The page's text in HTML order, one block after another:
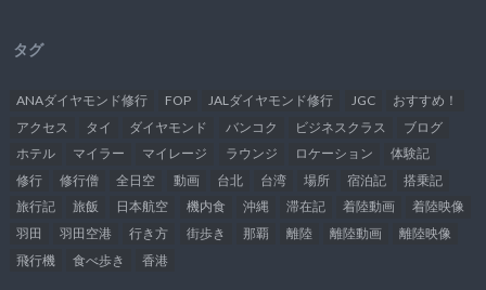
タグ
ANAダイヤモンド修行 FOP JALダイヤモンド修行 JGC
おすすめ！
アクセス
タイ ダイヤモンド バンコク ビジネスクラス
ブログ
ホテル
マイラー マイレージ ラウンジ ロケーション
体験記
修行
修行僧 全日空 動画 台北 台湾 場所 宿泊記
搭乗記
旅行記
旅飯 日本航空 機内食 沖縄 滞在記 着陸動画
着陸映像
羽田
羽田空港 行き方 街歩き 那覇 離陸 離陸動画
離陸映像
飛行機
食べ歩き 香港